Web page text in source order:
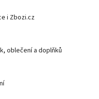
i Zbozi.cz
oblečení a doplňků